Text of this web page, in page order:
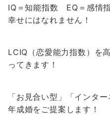
IQ＝知能指数 EQ＝感情
幸せにはなれません！
LCIQ（恋愛能力指数）を
ってきます！
「お見合い型」「インタ
年成婚をご提案します！